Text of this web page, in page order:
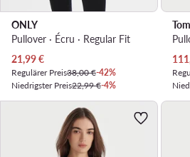
ONLY
Pullover · Écru · Regular Fit
Aktueller Preis
21,99€
Regulärer Preis38,00 €-42%
Niedrigster Preis22,99 €-4%